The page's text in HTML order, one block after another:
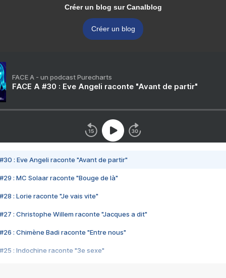
Créer un blog sur Canalblog
Créer un blog
FACE A - un podcast Purecharts
FACE A #30 : Eve Angeli raconte "Avant de partir"
#30 : Eve Angeli raconte "Avant de partir"
#29 : MC Solaar raconte "Bouge de là"
#28 : Lorie raconte "Je vais vite"
#27 : Christophe Willem raconte "Jacques a dit"
#26 : Chimène Badi raconte "Entre nous"
#25 : Indochine raconte "3e sexe"